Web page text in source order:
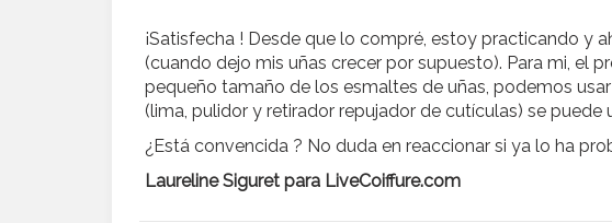
¡Satisfecha ! Desde que lo compré, estoy practicando y
(cuando dejo mis uñas crecer por supuesto). Para mi, el
pequeño tamaño de los esmaltes de uñas, podemos
(lima, pulidor y retirador repujador de cutículas) se puede
¿Está convencida ? No duda en reaccionar si ya lo ha
Laureline Siguret para LiveCoiffure.com